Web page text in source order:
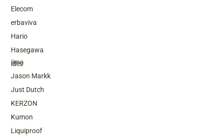
Top Brands
iimo
Jason Markk
Just Dutch
KERZON
Kumon
Liquiproof
Elecom
erbaviva
Hario
Hasegawa
ides